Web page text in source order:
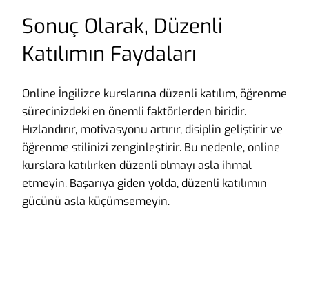
Sonuç Olarak, Düzenli
Katılımın Faydaları
Online İngilizce kurslarına düzenli katılım, öğrenme
sürecinizdeki en önemli faktörlerden biridir.
Hızlandırır, motivasyonu artırır, disiplin geliştirir ve
öğrenme stilinizi zenginleştirir. Bu nedenle, online
kurslara katılırken düzenli olmayı asla ihmal
etmeyin. Başarıya giden yolda, düzenli katılımın
gücünü asla küçümsemeyin.